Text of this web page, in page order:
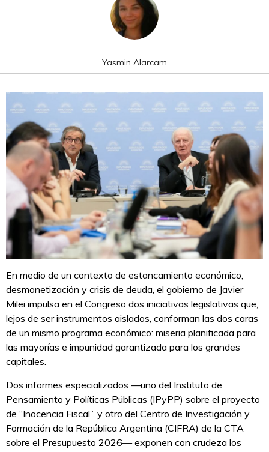
Yasmin Alarcam
En medio de un contexto de estancamiento económico,
desmonetización y crisis de deuda, el gobierno de Javier
Milei impulsa en el Congreso dos iniciativas legislativas que,
lejos de ser instrumentos aislados, conforman las dos caras
de un mismo programa económico: miseria planificada para
las mayorías e impunidad garantizada para los grandes
capitales.
Dos informes especializados —uno del Instituto de
Pensamiento y Políticas Públicas (IPyPP) sobre el proyecto
de “Inocencia Fiscal”, y otro del Centro de Investigación y
Formación de la República Argentina (CIFRA) de la CTA
sobre el Presupuesto 2026— exponen con crudeza los